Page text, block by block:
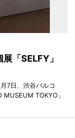
展「SELFY」
7日、渋谷パルコ
MUSEUM TOKYO」